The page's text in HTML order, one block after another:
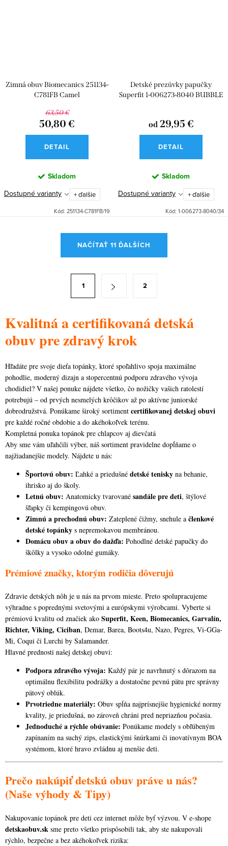
Zimná obuv Biomecanics 251134-
C781FB Camel
63,50 €
50,80 €
DETAIL
Skladom
Dostupné varianty + ďalšie
Kód: 251134-C781FB/19
Detské prezúvky papučky
Superfit 1-006273-8040 BUBBLE
od 29,95 €
DETAIL
Skladom
Dostupné varianty + ďalšie
Kód: 1-006273-8040/34
c
i
e
r
v
k
y
v
ý
p
NAČÍTAŤ 11 ĎALŠÍCH
á
k
o
v
a
n
i
e
1 2
Kvalitná a certifikovaná detská
obuv pre zdravý krok
Hľadáte pre svoje dieťa topánky, ktoré spoľahlivo spoja maximálne
pohodlie, moderný dizajn a stopercentnú podporu zdravého vývoja
chodidiel? V našej ponuke nájdete všetko, čo nožičky vašich ratolestí
potrebujú – od prvých nesmelých krôčikov až po aktívne juniorské
dobrodružstvá. Ponúkame široký sortiment certifikovanej detskej obuvi
pre každé ročné obdobie a do akéhokoľvek terénu.
Kompletná ponuka topánok pre chlapcov aj dievčatá
Aby sme vám uľahčili výber, náš sortiment pravidelne dopĺňame o
najžiadanejšie modely. Nájdete u nás:
Športovú obuv: Ľahké a priedušné detské tenisky na behanie,
ihrisko aj do školy.
Letnú obuv: Anatomicky tvarované sandále pre deti, štýlové
šľapky či kempingovú obuv.
Zimnú a prechodnú obuv: Zateplené čižmy, snehule a členkové
detské topánky s nepremokavou membránou.
Domácu obuv a obuv do dažďa: Pohodlné detské papučky do
škôlky a vysoko odolné gumáky.
Prémiové značky, ktorým rodičia dôverujú
Zdravie detských nôh je u nás na prvom mieste. Preto spolupracujeme
výhradne s poprednými svetovými a európskymi výrobcami. Vyberte si
prémiovú kvalitu od značiek ako Superfit, Keen, Biomecanics, Garvalín,
Richter, Viking, Ciciban, Demar, Barea, Boots4u, Nazo, Pegres, Vi-GGa-
Mi, Coqui či Lurchi by Salamander.
Hlavné prednosti našej detskej obuvi:
Podpora zdravého vývoja: Každý pár je navrhnutý s dôrazom na
optimálnu flexibilitu podrážky a dostatočne pevnú pätu pre správny
pätový oblúk.
Prvotriedne materiály: Obuv spĺňa najprísnejšie hygienické normy
kvality, je priedušná, no zároveň chráni pred nepriazňou počasia.
Jednoduché a rýchle obúvanie: Ponúkame modely s obľúbeným
zapínaním na suchý zips, elastickými šnúrkami či inovatívnym BOA
systémom, ktoré hravo zvládnu aj menšie deti.
Prečo nakúpiť detskú obuv práve u nás?
(Naše výhody & Tipy)
Nakupovanie topánok pre deti cez internet môže byť výzvou. V e-shope
detskaobuv.sk sme preto všetko prispôsobili tak, aby ste nakupovali
rýchlo, bezpečne a bez akéhokoľvek rizika: